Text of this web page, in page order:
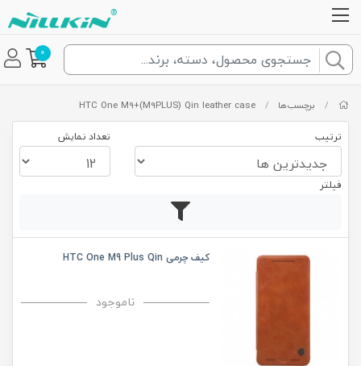
0
/ برچسب‌ها /
HTC One M9+(M9PLUS) Qin leather case
ترتیب تعداد نمایش
فیلتر
کیف چرمی HTC One M9 Plus Qin
ناموجود